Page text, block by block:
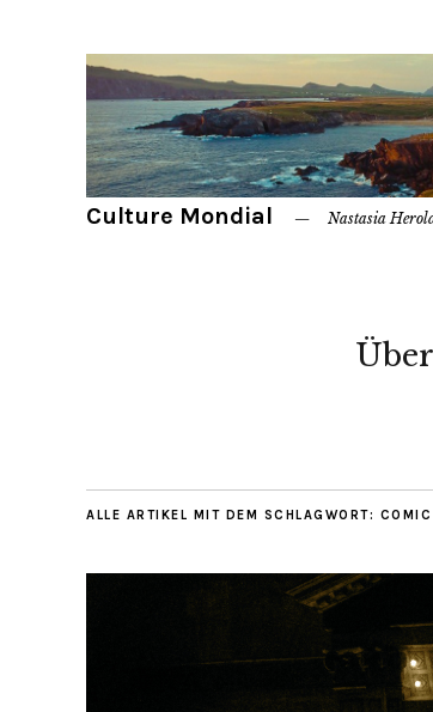
Culture Mondial Nastasia
Über
ALLE ARTIKEL MIT DEM SCHLAGWORT: COMIC